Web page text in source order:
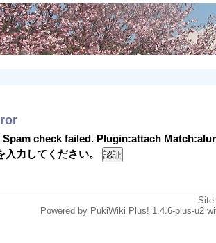
Spam check failed. Plugin:attach
入力してください。
Powered by PukiWiki Plus! 1.4.6-plus-u2